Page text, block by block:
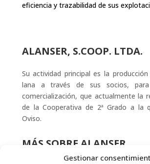
Gestionar
eficiencia y trazabilidad de sus
ALANSER, S.COOP. LTDA.
Su actividad principal es la
lana a través de sus socios,
comercialización, que actualmente la
de la Cooperativa de 2ª Grado a la
Oviso.
MÁS SOBRE ALANSER